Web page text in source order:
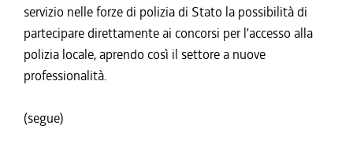
servizio nelle forze di polizia di Stato la possibilità di
partecipare direttamente ai concorsi per l'accesso alla
polizia locale, aprendo così il settore a nuove
professionalità.
(segue)